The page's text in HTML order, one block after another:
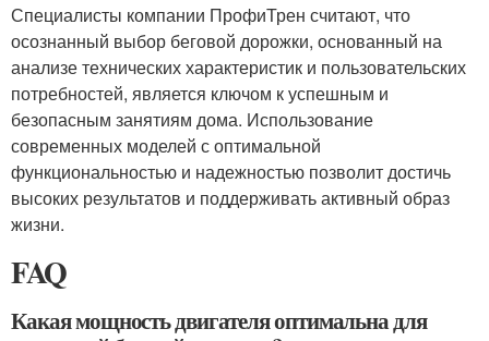
Специалисты компании ПрофиТрен считают, что
осознанный выбор беговой дорожки, основанный на
анализе технических характеристик и пользовательских
потребностей, является ключом к успешным и
безопасным занятиям дома. Использование
современных моделей с оптимальной
функциональностью и надежностью позволит достичь
высоких результатов и поддерживать активный образ
жизни.
FAQ
Какая мощность двигателя оптимальна для